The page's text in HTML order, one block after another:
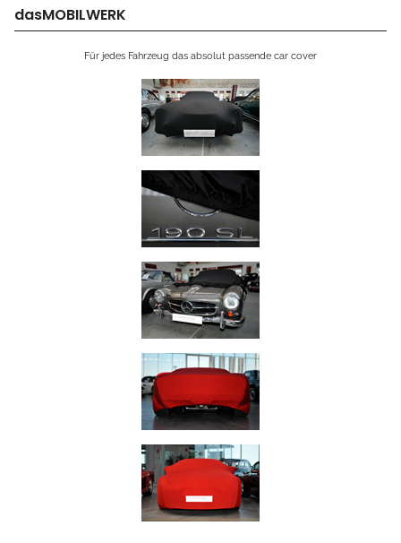
dasMOBILWERK
Für jedes Fahrzeug das absolut passende car cover